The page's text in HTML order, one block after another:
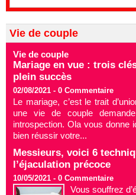
Vie de couple
Vie de couple
Mariage en vue : trois
plein succès
02/08/2021 - 0 Commentaire
Le mariage, c’est le trait
une vie de couple
introspection. Ola vous donne
bien réussir votre...
Messieurs, voici 6
l’éjaculation précoce
10/05/2021 - 0 Commentaire
Vous souffrez